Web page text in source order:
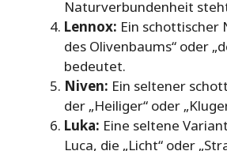
Naturverbundenheit
Lennox: Ein schottischer
des Olivenbaums“ oder
bedeutet.
Niven: Ein seltener
der „Heiliger“ oder
Luka: Eine seltene
Luca, die „Licht“ oder